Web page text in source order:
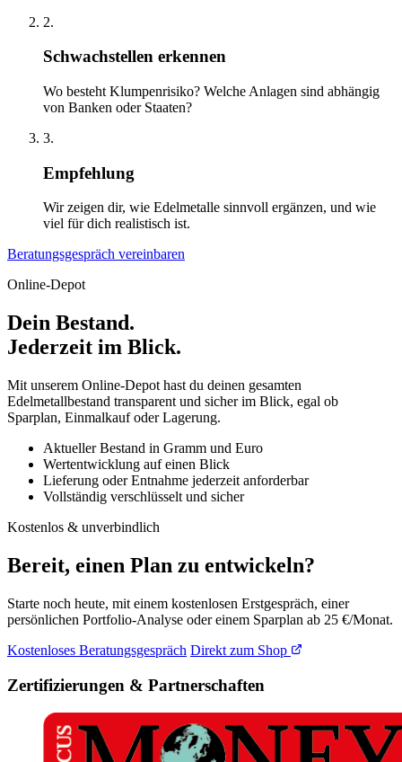
2.
Schwachstellen erkennen
Wo besteht Klumpenrisiko? Welche Anlagen sind abhängig
von Banken oder Staaten?
3.
Empfehlung
Wir zeigen dir, wie Edelmetalle sinnvoll ergänzen, und wie
viel für dich realistisch ist.
Beratungsgespräch vereinbaren
Online-Depot
Dein Bestand.
Jederzeit im Blick.
Mit unserem Online-Depot hast du deinen gesamten
Edelmetallbestand transparent und sicher im Blick, egal ob
Sparplan, Einmalkauf oder Lagerung.
Aktueller Bestand in Gramm und Euro
Wertentwicklung auf einen Blick
Lieferung oder Entnahme jederzeit anforderbar
Vollständig verschlüsselt und sicher
Kostenlos & unverbindlich
Bereit, einen Plan zu entwickeln?
Starte noch heute, mit einem kostenlosen Erstgespräch, einer
persönlichen Portfolio-Analyse oder einem Sparplan ab 25 €/Monat.
Kostenloses Beratungsgespräch Direkt zum Shop
Zertifizierungen & Partnerschaften